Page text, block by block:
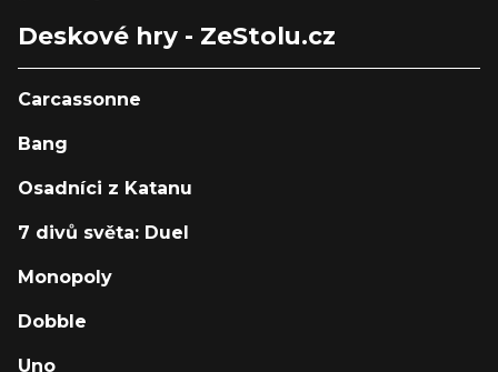
Deskové hry - ZeStolu.cz
Carcassonne
Bang
Osadníci z Katanu
7 divů světa: Duel
Monopoly
Dobble
Uno